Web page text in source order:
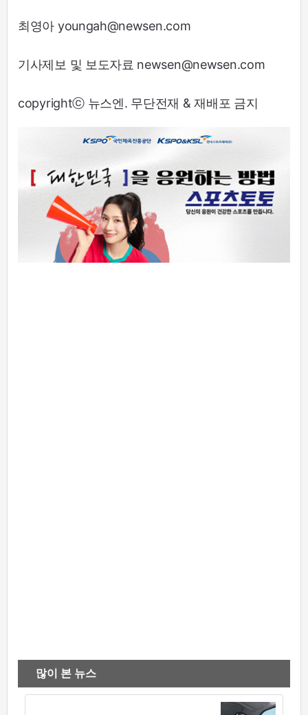
최영아 youngah@newsen.com
기사제보 및 보도자료 newsen@newsen.com
copyrightⓒ 뉴스엔. 무단전재 & 재배포 금지
많이 본 뉴스